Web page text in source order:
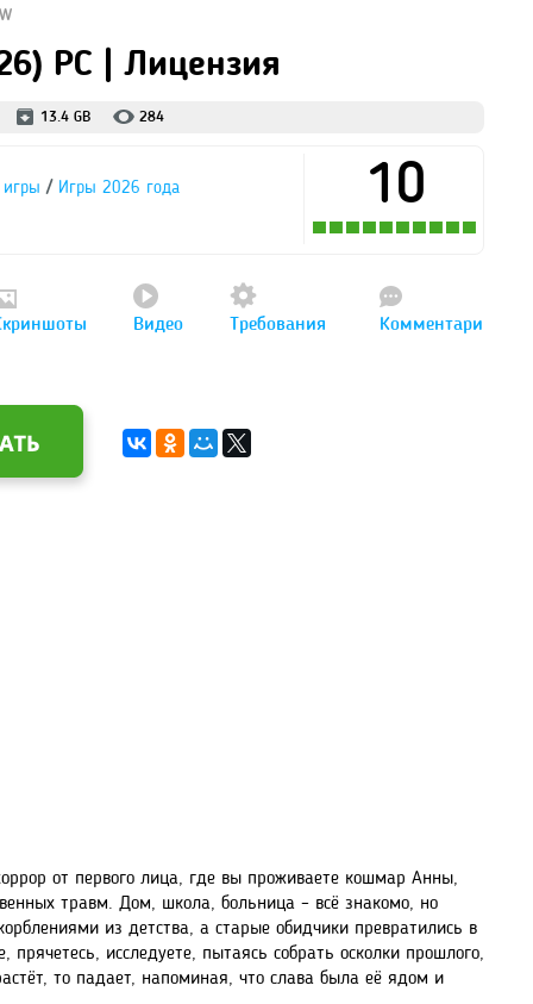
PC | Лицензия
13.4 GB 284
игры / Игры 2026 года 10
Видео Требования Комментари
от первого лица, где вы проживаете кошмар Анны,
травм. Дом, школа, больница – всё знакомо, но
из детства, а старые обидчики превратились в
исследуете, пытаясь собрать осколки прошлого,
то падает, напоминая, что слава была её ядом и